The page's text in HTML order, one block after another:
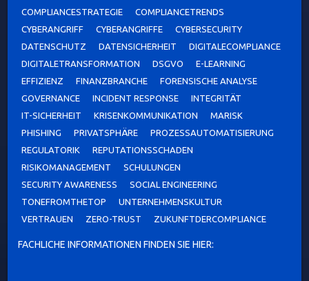
COMPLIANCESTRATEGIE
COMPLIANCETRENDS
CYBERANGRIFF
CYBERANGRIFFE
CYBERSECURITY
DATENSCHUTZ
DATENSICHERHEIT
DIGITALECOMPLIANCE
DIGITALETRANSFORMATION
DSGVO
E-LEARNING
EFFIZIENZ
FINANZBRANCHE
FORENSISCHE ANALYSE
GOVERNANCE
INCIDENT RESPONSE
INTEGRITÄT
IT-SICHERHEIT
KRISENKOMMUNIKATION
MARISK
PHISHING
PRIVATSPHÄRE
PROZESSAUTOMATISIERUNG
REGULATORIK
REPUTATIONSSCHADEN
RISIKOMANAGEMENT
SCHULUNGEN
SECURITY AWARENESS
SOCIAL ENGINEERING
TONEFROMTHETOP
UNTERNEHMENSKULTUR
VERTRAUEN
ZERO-TRUST ZUKUNFTDERCOMPLIANCE
FACHLICHE INFORMATIONEN FINDEN SIE HIER: